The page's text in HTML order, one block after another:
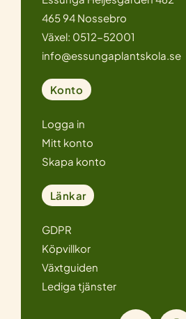
465 94 Nossebro
Växel: 0512-52001
info@essungaplantskola.se
Konto
Logga in
Mitt konto
Skapa konto
Länkar
GDPR
Köpvillkor
Växtguiden
Lediga tjänster